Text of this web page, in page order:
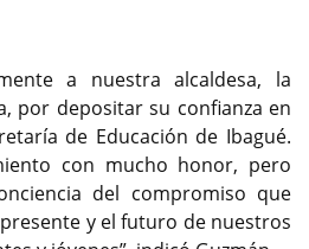
a nuestra alcaldesa, la
por depositar su confianza en
de Educación de Ibagué.
con mucho honor, pero
del compromiso que
y el futuro de nuestros